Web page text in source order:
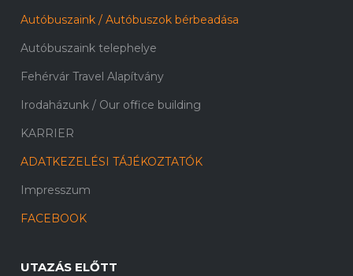
Autóbuszaink / Autóbuszok bérbeadása
Autóbuszaink telephelye
Fehérvár Travel Alapítvány
Irodaházunk / Our office building
KARRIER
ADATKEZELÉSI TÁJÉKOZTATÓK
Impresszum
FACEBOOK
UTAZÁS ELŐTT